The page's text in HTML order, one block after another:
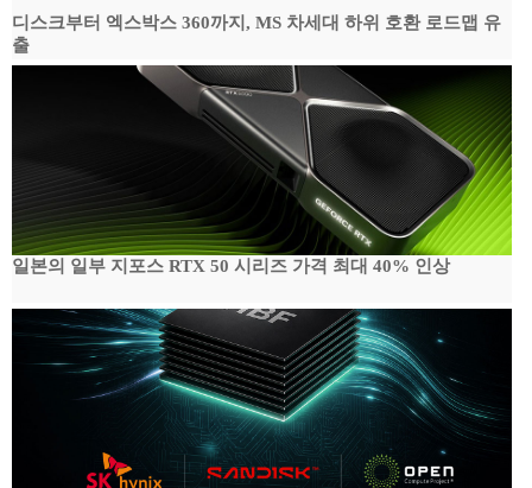
디스크부터 엑스박스 360까지, MS 차세대 하위 호환 로드맵 유
출
일본의 일부 지포스 RTX 50 시리즈 가격 최대 40% 인상